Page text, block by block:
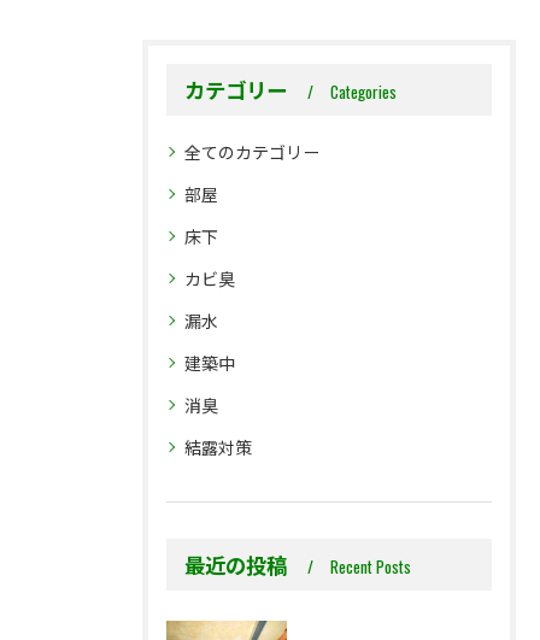
カテゴリー Categories
全てのカテゴリー
部屋
床下
カビ臭
漏水
建築中
消臭
結露対策
最近の投稿 Recent Posts